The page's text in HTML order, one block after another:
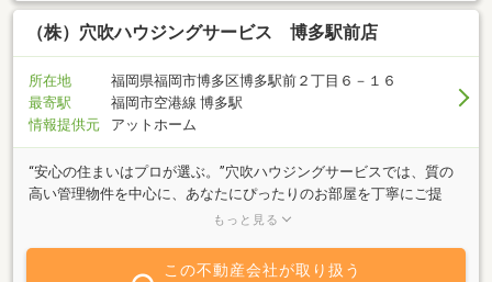
（株）穴吹ハウジングサービス 博多駅前店
所在地
福岡県福岡市博多区博多駅前２丁目６－１６
最寄駅
福岡市空港線 博多駅
情報提供元
アットホーム
“安心の住まいはプロが選ぶ。”穴吹ハウジングサービスでは、質の
高い管理物件を中心に、あなたにぴったりのお部屋を丁寧にご提
案。写真だけではわからない物件の魅力も、スタッフがしっかりお
もっと見る
この不動産会社が取り扱う